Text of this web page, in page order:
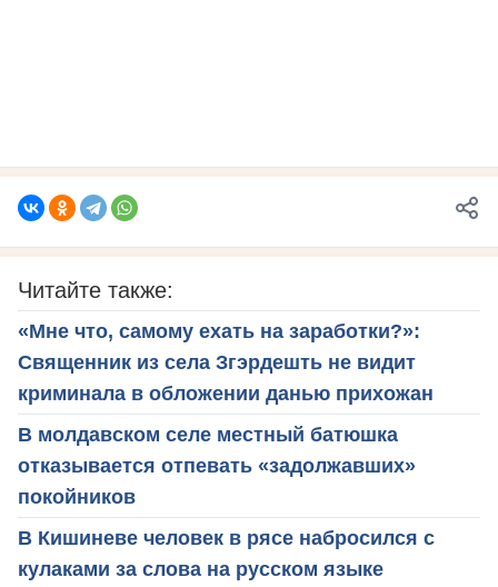
Читайте также:
«Мне что, самому ехать на заработки?»:
Священник из села Згэрдешть не видит
криминала в обложении данью прихожан
В молдавском селе местный батюшка
отказывается отпевать «задолжавших»
покойников
В Кишиневе человек в рясе набросился с
кулаками за слова на русском языке